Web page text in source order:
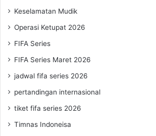
Keselamatan Mudik
Operasi Ketupat 2026
FIFA Series
FIFA Series Maret 2026
jadwal fifa series 2026
pertandingan internasional
tiket fifa series 2026
Timnas Indoneisa